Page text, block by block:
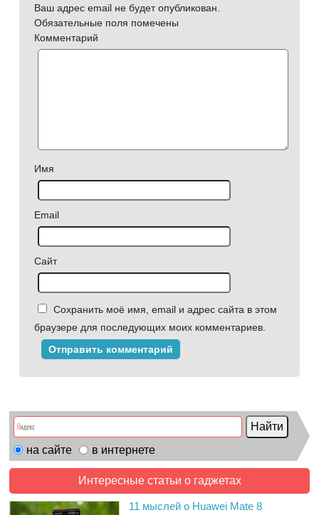
Ваш адрес email не будет опубликован.
Обязательные поля помечены
Комментарий
Имя
Email
Сайт
Сохранить моё имя, email и адрес сайта в этом
браузере для последующих моих комментариев.
на сайте в интернете
Интересные статьи о гаджетах
11 мыслей о Huawei Mate 8